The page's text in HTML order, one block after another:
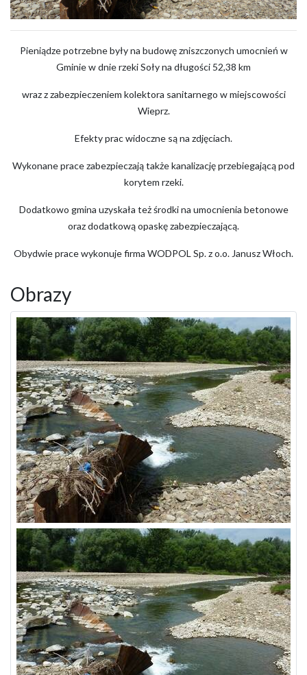
Pieniądze potrzebne były na budowę zniszczonych umocnień w
Gminie w dnie rzeki Soły na długości 52,38 km
wraz z zabezpieczeniem kolektora sanitarnego w miejscowości
Wieprz.
Efekty prac widoczne są na zdjęciach.
Wykonane prace zabezpieczają także kanalizację przebiegającą pod
korytem rzeki.
Dodatkowo gmina uzyskała też środki na umocnienia betonowe
oraz dodatkową opaskę zabezpieczającą.
Obydwie prace wykonuje firma WODPOL Sp. z o.o. Janusz Włoch.
Obrazy